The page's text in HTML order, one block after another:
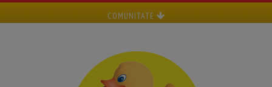
COMUNITATE